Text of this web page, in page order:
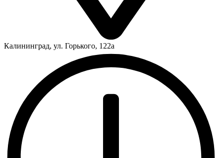
Калининград, ул. Горького, 122а